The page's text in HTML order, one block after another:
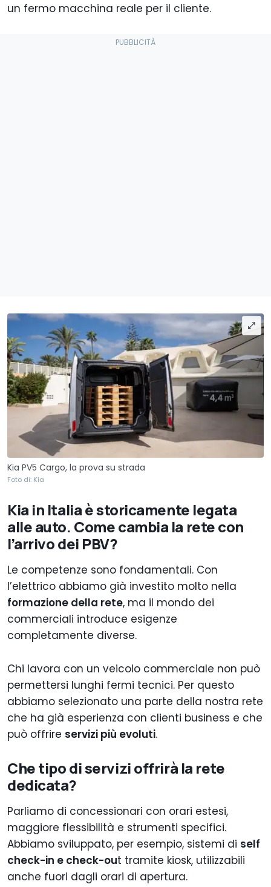
un fermo macchina reale per il cliente.
Kia PV5 Cargo, la prova su strada
Foto di: Kia
Kia in Italia è storicamente legata
alle auto. Come cambia la rete con
l’arrivo dei PBV?
Le competenze sono fondamentali. Con
l’elettrico abbiamo già investito molto nella
formazione della rete, ma il mondo dei
commerciali introduce esigenze
completamente diverse.
Chi lavora con un veicolo commerciale non può
permettersi lunghi fermi tecnici. Per questo
abbiamo selezionato una parte della nostra rete
che ha già esperienza con clienti business e che
può offrire servizi più evoluti.
Che tipo di servizi offrirà la rete
dedicata?
Parliamo di concessionari con orari estesi,
maggiore flessibilità e strumenti specifici.
Abbiamo sviluppato, per esempio, sistemi di self
check-in e check-out tramite kiosk, utilizzabili
anche fuori dagli orari di apertura.